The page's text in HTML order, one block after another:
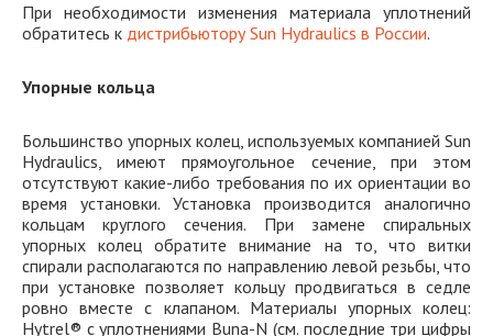
При необходимости изменения материала уплотнений
обратитесь к дистрибьютору Sun Hydraulics в России.
Упорные кольца
Большинство упорных колец, используемых компанией Sun
Hydraulics, имеют прямоугольное сечение, при этом
отсутствуют какие-либо требования по их ориентации во
время установки. Установка производится аналогично
кольцам круглого сечения. При замене спиральных
упорных колец обратите внимание на то, что витки
спирали располагаются по направлению левой резьбы, что
при установке позволяет кольцу продвигаться в седле
ровно вместе с клапаном. Материалы упорных колец:
Hytrel® с уплотнениями Buna-N (см. последние три цифры